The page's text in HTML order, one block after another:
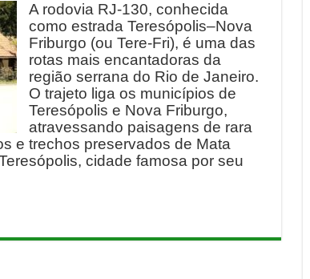
A rodovia RJ-130, conhecida
como estrada Teresópolis–Nova
Friburgo (ou Tere-Fri), é uma das
rotas mais encantadoras da
região serrana do Rio de Janeiro.
O trajeto liga os municípios de
Teresópolis e Nova Friburgo,
atravessando paisagens de rara
e trechos preservados de Mata
cidade famosa por seu